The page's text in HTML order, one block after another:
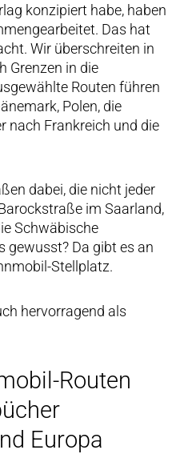
konzipiert habe, haben
Das hat
Wir überschreiten in
Grenzen in die
Routen führen
Polen, die
nach Frankreich und die
dabei, die nicht jeder
im Saarland,
Schwäbische
gewusst? Da gibt es an
Stellplatz.
hervorragend als
Routen
Europa